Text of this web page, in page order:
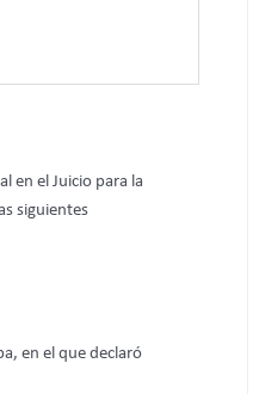
en el Juicio para la
siguientes
en el que declaró